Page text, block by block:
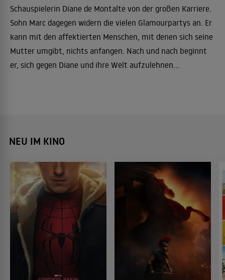
Schauspielerin Diane de Montalte von der großen Karriere.
Sohn Marc dagegen widern die vielen Glamourpartys an. Er
kann mit den affektierten Menschen, mit denen sich seine
Mutter umgibt, nichts anfangen. Nach und nach beginnt
er, sich gegen Diane und ihre Welt aufzulehnen...
NEU IM KINO